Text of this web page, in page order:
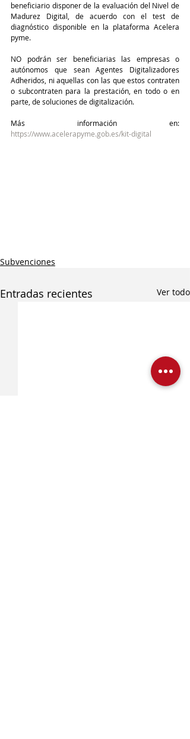
beneficiario disponer de la evaluación del Nivel de
Madurez Digital, de acuerdo con el test de
diagnóstico disponible en la plataforma Acelera
pyme.
NO podrán ser beneficiarias las empresas o
autónomos que sean Agentes Digitalizadores
Adheridos, ni aquellas con las que estos contraten
o subcontraten para la prestación, en todo o en
parte, de soluciones de digitalización.
https://www.acelerapyme.gob.es/kit-digital
Subvenciones
Entradas recientes Ver todo